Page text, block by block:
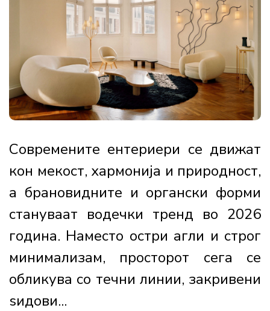
Современите ентериери се движат
кон мекост, хармонија и природност,
а брановидните и органски форми
стануваат водечки тренд во 2026
година. Наместо остри агли и строг
минимализам, просторот сега се
обликува со течни линии, закривени
ѕидови...